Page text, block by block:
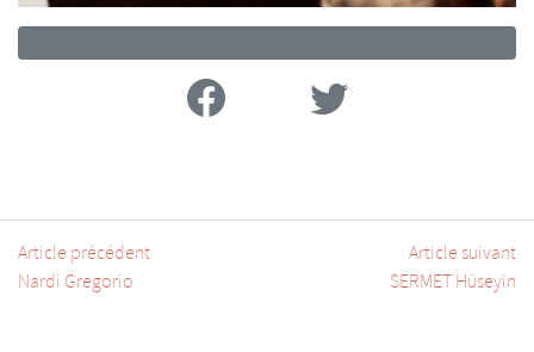
FacebookTwitter
Article précédent
Nardi Gregorio
Article suivant
SERMET Hüseyin